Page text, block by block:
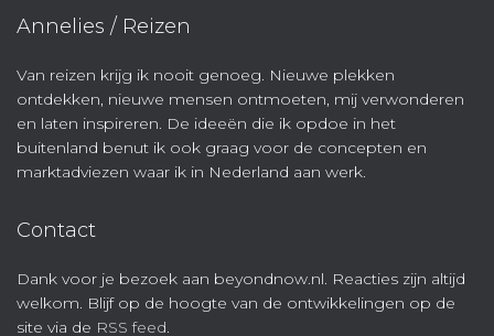
Annelies / Reizen
Van reizen krijg ik nooit genoeg. Nieuwe plekken
ontdekken, nieuwe mensen ontmoeten, mij verwonderen
en laten inspireren. De ideeën die ik opdoe in het
buitenland benut ik ook graag voor de concepten en
marktadviezen waar ik in Nederland aan werk.
Contact
Dank voor je bezoek aan beyondnow.nl. Reacties zijn altijd
welkom. Blijf op de hoogte van de ontwikkelingen op de
site via de RSS feed.